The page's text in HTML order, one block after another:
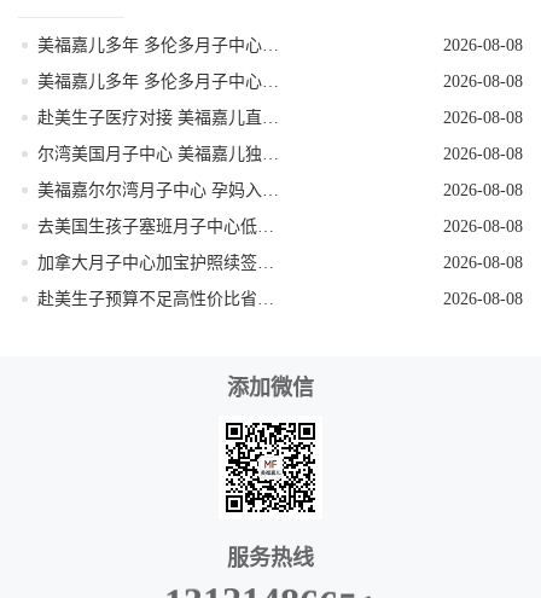
2026-08-08
2026-08-08
2026-08-08
2026-08-08
2026-08-08
2026-08-08
2026-08-08
2026-08-08
添加微信
服务热线